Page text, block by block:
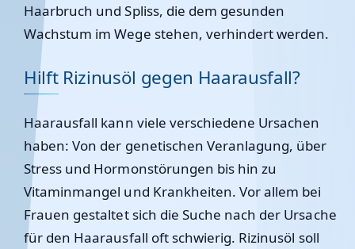
Haarbruch und Spliss, die dem gesunden
Wachstum im Wege stehen, verhindert werden.
Hilft Rizinusöl gegen Haarausfall?
Haarausfall kann viele verschiedene Ursachen
haben: Von der genetischen Veranlagung, über
Stress und Hormonstörungen bis hin zu
Vitaminmangel und Krankheiten. Vor allem bei
Frauen gestaltet sich die Suche nach der Ursache
für den Haarausfall oft schwierig. Rizinusöl soll